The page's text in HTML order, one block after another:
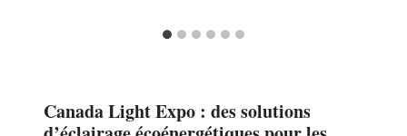
Canada Light Expo : des solutions